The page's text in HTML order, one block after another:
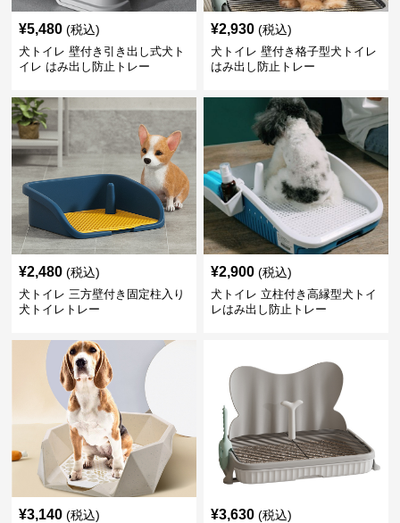
¥5,480 (税込)
犬トイレ 壁付き引き出し式犬ト
イレ はみ出し防止トレー
¥2,930 (税込)
犬トイレ 壁付き格子型犬トイレ
はみ出し防止トレー
¥2,480 (税込)
犬トイレ 三方壁付き固定柱入り
犬トイレトレー
¥2,900 (税込)
犬トイレ 立柱付き高縁型犬トイ
レはみ出し防止トレー
¥3,140 (税込) ¥3,630 (税込)